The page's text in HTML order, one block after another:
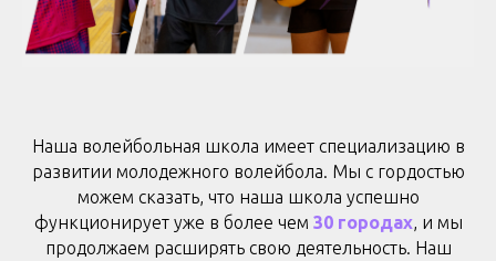
Наша волейбольная школа имеет специализацию в
развитии молодежного волейбола. Мы с гордостью
можем сказать, что наша школа успешно
функционирует уже в более чем 30 городах, и мы
продолжаем расширять свою деятельность. Наш